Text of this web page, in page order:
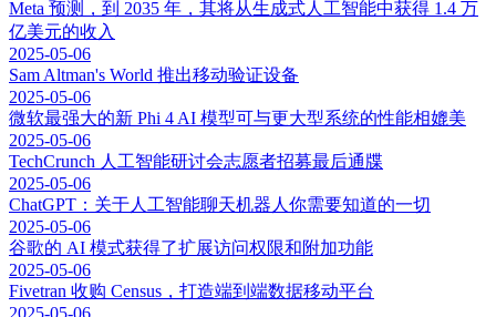
Meta 预测，到 2035 年，其将从生成式人工智能中获得 1.4 万
亿美元的收入
2025-05-06
Sam Altman's World 推出移动验证设备
2025-05-06
微软最强大的新 Phi 4 AI 模型可与更大型系统的性能相媲美
2025-05-06
TechCrunch 人工智能研讨会志愿者招募最后通牒
2025-05-06
ChatGPT：关于人工智能聊天机器人你需要知道的一切
2025-05-06
谷歌的 AI 模式获得了扩展访问权限和附加功能
2025-05-06
Fivetran 收购 Census，打造端到端数据移动平台
2025-05-06